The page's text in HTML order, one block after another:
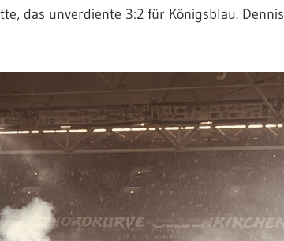
das unverdiente 3:2 für Königsblau. Dennis